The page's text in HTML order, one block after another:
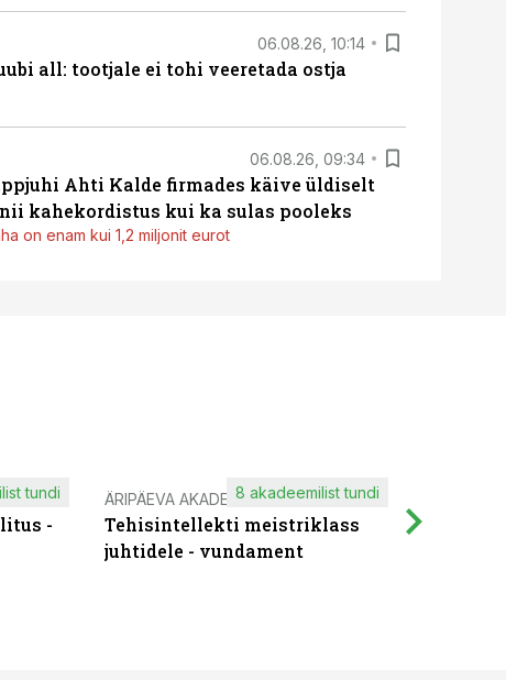
06.08.26, 10:14
all: tootjale ei tohi veeretada ostja
06.08.26, 09:34
Ahti Kalde firmades käive üldiselt
kahekordistus kui ka sulas pooleks
on enam kui 1,2 miljonit eurot
-
tundi ÄRIPÄEVA AKADEEMIA
Tehisintellekti meistriklass
juhtidele - vundament
8 akadeemilist tundi